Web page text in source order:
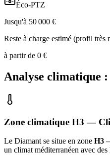
Éco-PTZ
Jusqu'à 50 000 €
Reste à charge estimé (profil très
à partir de 0 €
Analyse climatique :
Zone climatique H3 —
Le Diamant se situe en zone H3
un climat méditerranéen avec